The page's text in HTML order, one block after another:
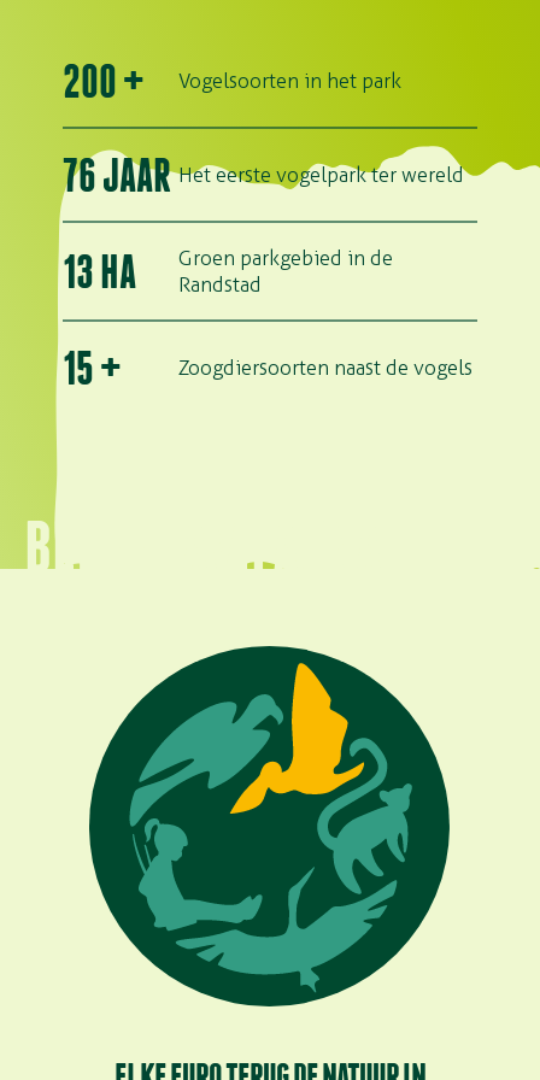
200+ Vogelsoorten in het park
76JAAR Het eerste vogelpark ter wereld
13 HA
Groen parkgebied in de
Randstad
15+ Zoogdiersoorten naast de vogels
BELEEF AVIFAUNA